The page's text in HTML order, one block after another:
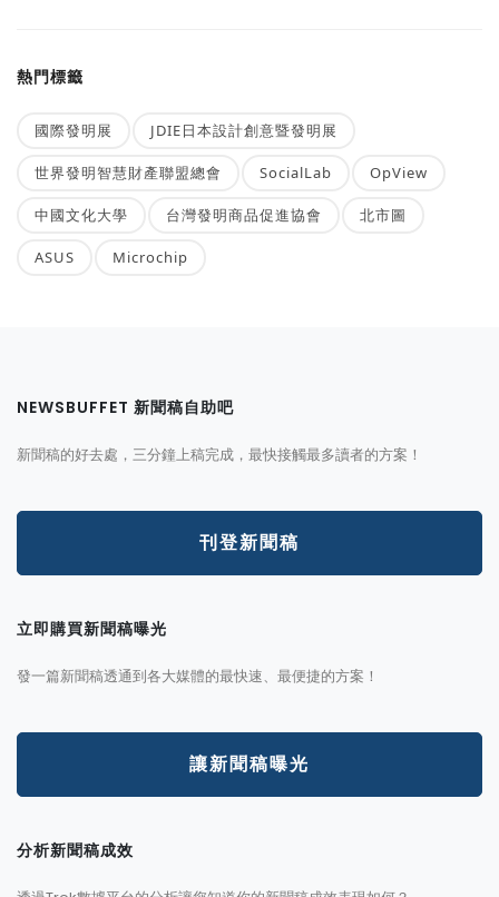
熱門標籤
國際發明展 JDIE日本設計創意暨發明展
世界發明智慧財產聯盟總會 SocialLab OpView
中國文化大學 台灣發明商品促進協會 北市圖
ASUS Microchip
NEWSBUFFET 新聞稿自助吧
新聞稿的好去處，三分鐘上稿完成，最快接觸最多讀者的方案！
刊登新聞稿
立即購買新聞稿曝光
發一篇新聞稿透通到各大媒體的最快速、最便捷的方案！
讓新聞稿曝光
分析新聞稿成效